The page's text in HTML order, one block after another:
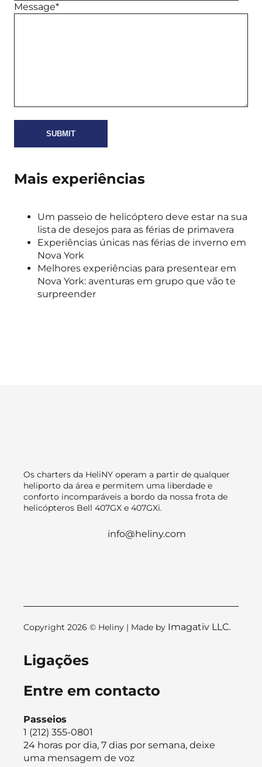
Message*
Mais experiências
Um passeio de helicóptero deve estar na sua
lista de desejos para as férias de primavera
Experiências únicas nas férias de inverno em
Nova York
Melhores experiências para presentear em
Nova York: aventuras em grupo que vão te
surpreender
Os charters da HeliNY operam a partir de qualquer
heliporto da área e permitem uma liberdade e
conforto incomparáveis a bordo da nossa frota de
helicópteros Bell 407GX e 407GXi.
info@heliny.com
Copyright 2026 © Heliny | Made by Imagativ LLC.
Ligações
Entre em contacto
Passeios
1 (212) 355-0801
24 horas por dia, 7 dias por semana, deixe
uma mensagem de voz